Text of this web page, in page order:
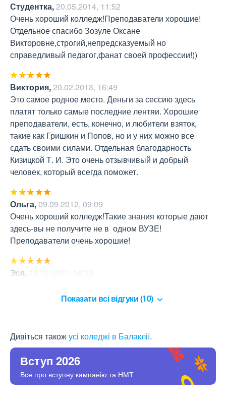
Студентка,20.05.2014, 11:52
Очень хороший колледж!Преподаватели хорошие!
Отдельное спасибо Зозуле Оксане
Викторовне,строгий,непредсказуемый но
справедливый педагог,фанат своей профессии!))
Виктория,20.02.2013, 16:49
Это самое родное место. Деньги за сессию здесь
платят только самые последние лентяи. Хорошие
преподаватели, есть, конечно, и любители взяток,
такие как Гришкин и Попов, но и у них можно все
сдать своими силами. Отдельная благодарность
Кизицкой Т. И. Это очень отзывчивый и добрый
человек, который всегда поможет.
Ольга,09.09.2012, 09:09
Очень хороший колледж!Такие знания которые дают
здесь-вы не получите не в  одном ВУЗЕ!
Преподаватели очень хорошие!
Эся,
Показати всі відгуки (10)
Дивіться такожусі коледжі в Балаклії.
Вступ 2026
Все про вступну кампанію та НМТ